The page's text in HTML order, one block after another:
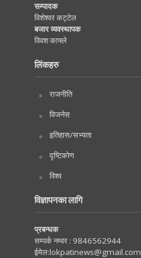
सम्पादक
विशेश्वर कट्टेल
बजार व्यवस्थापक
विवश काफ्ले
लिंकहरु
राजनीति
विजनेस
इतिहास/सभ्यता
दृष्टिकोण
विश्व
विज्ञापनका लागि
प्रबन्धक
सम्पर्क नम्वर : 9846562944
ईमेल:lokpatinews@gmail.com